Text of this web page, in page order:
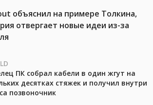
объяснил на примере Толкина,
отвергает новые идеи из-за
ПК собрал кабели в один жгут на
десятках стяжек и получил внутри
позвоночник